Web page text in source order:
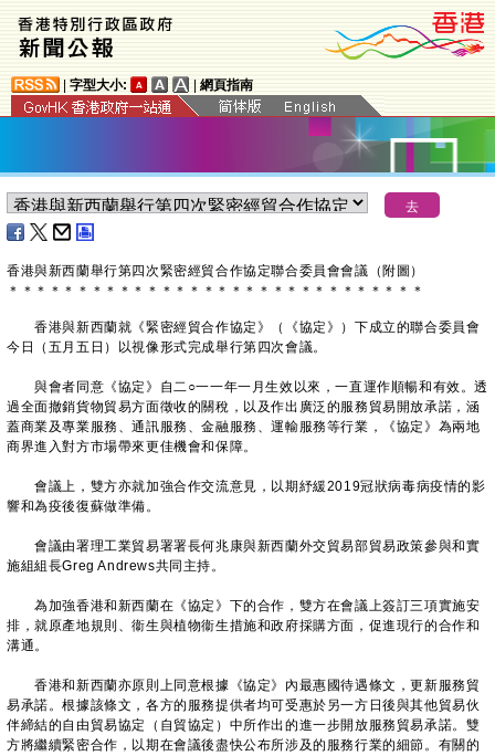
字型大小: 網頁指南
香港與新西蘭舉行第四次緊密經貿合作協定聯合委員會會議（附圖）
＊ ＊ ＊ ＊ ＊ ＊ ＊ ＊ ＊ ＊ ＊ ＊ ＊ ＊ ＊ ＊ ＊ ＊ ＊ ＊ ＊ ＊ ＊ ＊ ＊ ＊ ＊ ＊ ＊ ＊
香港與新西蘭就《緊密經貿合作協定》（《協定》）下成立的聯合委員會
今日（五月五日）以視像形式完成舉行第四次會議。
與會者同意《協定》自二○一一年一月生效以來，一直運作順暢和有效。透
過全面撤銷貨物貿易方面徵收的關稅，以及作出廣泛的服務貿易開放承諾，涵
蓋商業及專業服務、通訊服務、金融服務、運輸服務等行業，《協定》為兩地
商界進入對方市場帶來更佳機會和保障。
會議上，雙方亦就加強合作交流意見，以期紓緩2019冠狀病毒病疫情的影
響和為疫後復蘇做準備。
會議由署理工業貿易署署長何兆康與新西蘭外交貿易部貿易政策參與和實
施組組長Greg Andrews共同主持。
為加強香港和新西蘭在《協定》下的合作，雙方在會議上簽訂三項實施安
排，就原產地規則、衞生與植物衞生措施和政府採購方面，促進現行的合作和
溝通。
香港和新西蘭亦原則上同意根據《協定》內最惠國待遇條文，更新服務貿
易承諾。根據該條文，各方的服務提供者均可受惠於另一方日後與其他貿易伙
伴締結的自由貿易協定（自貿協定）中所作出的進一步開放服務貿易承諾。雙
方將繼續緊密合作，以期在會議後盡快公布所涉及的服務行業的細節。有關的